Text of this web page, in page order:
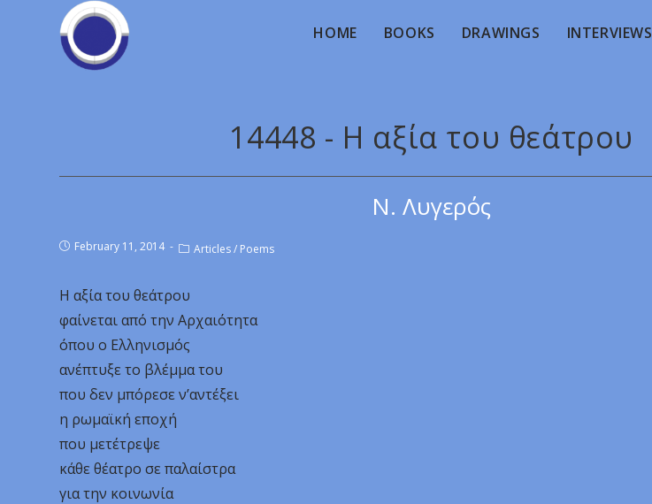
HOME BOOKS DRAWINGS INTERVIEWS
14448 - Η αξία του θεάτρου
Ν. Λυγερός
February 11, 2014 Articles/ Poems
Η αξία του θεάτρου
φαίνεται από την Αρχαιότητα
όπου ο Ελληνισμός
ανέπτυξε το βλέμμα του
που δεν μπόρεσε ν’αντέξει
η ρωμαϊκή εποχή
που μετέτρεψε
κάθε θέατρο σε παλαίστρα
για την κοινωνία